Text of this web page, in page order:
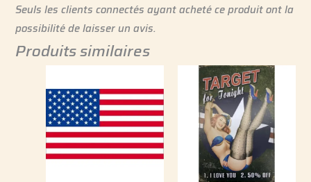
Seuls les clients connectés ayant acheté ce produit ont la
possibilité de laisser un avis.
Produits similaires